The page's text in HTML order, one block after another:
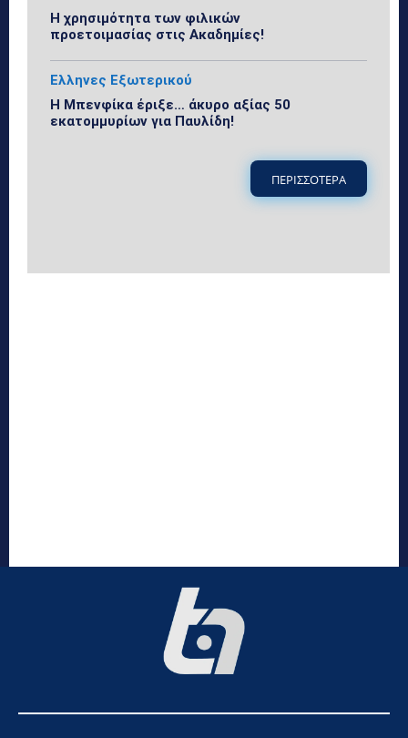
Η χρησιμότητα των φιλικών
προετοιμασίας στις Ακαδημίες!
Ελληνες Εξωτερικού
Η Μπενφίκα έριξε… άκυρο αξίας 50
εκατομμυρίων για Παυλίδη!
ΠΕΡΙΣΣΟΤΕΡΑ